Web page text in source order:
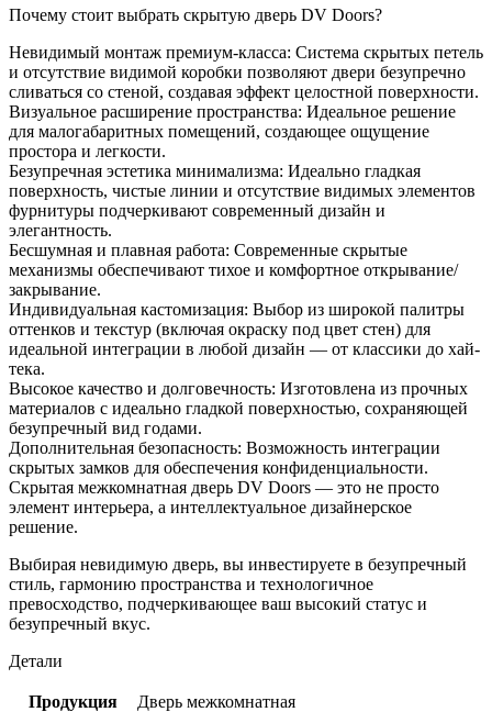
Почему стоит выбрать скрытую дверь DV Doors?
Невидимый монтаж премиум-класса: Система скрытых петель
и отсутствие видимой коробки позволяют двери безупречно
сливаться со стеной, создавая эффект целостной поверхности.
Визуальное расширение пространства: Идеальное решение
для малогабаритных помещений, создающее ощущение
простора и легкости.
Безупречная эстетика минимализма: Идеально гладкая
поверхность, чистые линии и отсутствие видимых элементов
фурнитуры подчеркивают современный дизайн и
элегантность.
Бесшумная и плавная работа: Современные скрытые
механизмы обеспечивают тихое и комфортное открывание/
закрывание.
Индивидуальная кастомизация: Выбор из широкой палитры
оттенков и текстур (включая окраску под цвет стен) для
идеальной интеграции в любой дизайн — от классики до хай-
тека.
Высокое качество и долговечность: Изготовлена из прочных
материалов с идеально гладкой поверхностью, сохраняющей
безупречный вид годами.
Дополнительная безопасность: Возможность интеграции
скрытых замков для обеспечения конфиденциальности.
Скрытая межкомнатная дверь DV Doors — это не просто
элемент интерьера, а интеллектуальное дизайнерское
решение.
Выбирая невидимую дверь, вы инвестируете в безупречный
стиль, гармонию пространства и технологичное
превосходство, подчеркивающее ваш высокий статус и
безупречный вкус.
Детали
Продукция Дверь межкомнатная